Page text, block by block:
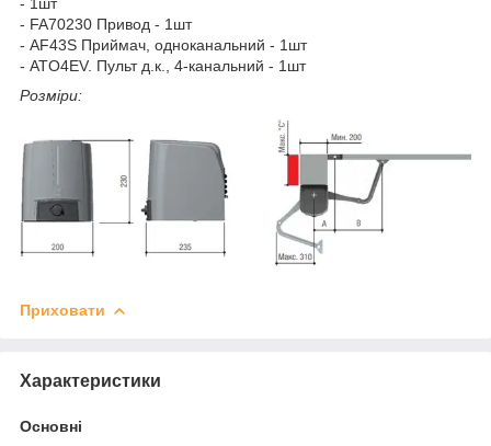
- FA70230 Привод - 1шт
- AF43S Приймач, одноканальний - 1шт
- ATO4EV. Пульт д.к., 4-канальний - 1шт
Розміри:
Приховати
Характеристики
Основні